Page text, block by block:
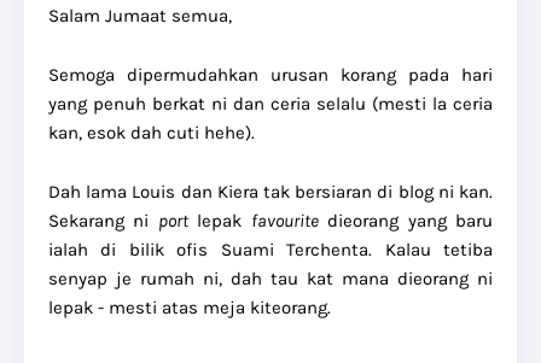
Salam Jumaat semua,
Semoga dipermudahkan urusan korang pada hari
yang penuh berkat ni dan ceria selalu (mesti la ceria
kan, esok dah cuti hehe).
Dah lama Louis dan Kiera tak bersiaran di blog ni kan.
Sekarang ni portlepak favouritedieorang yang baru
ialah di bilik ofis Suami Terchenta. Kalau tetiba
senyap je rumah ni, dah tau kat mana dieorang ni
lepak - mesti atas meja kiteorang.